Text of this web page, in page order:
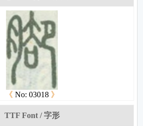
《 No: 03018 》
TTF Font / 字形